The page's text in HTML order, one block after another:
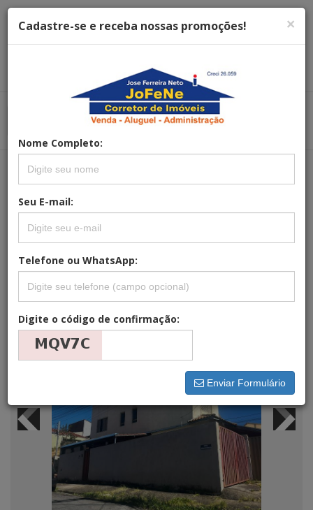
Menu Principal
REFERÊNCIA: AP-FRED-JDCEN.01
APARTAMENTO, RESIDENCIAL PARA
ALUGUEL, JARDIM CENTENÁRIO,
POÇOS DE CALDAS
×
Cadastre-se e receba nossas promoções!
Nome Completo:
Seu E-mail:
Telefone ou WhatsApp:
Digite o código de confirmação:
Enviar Formulário